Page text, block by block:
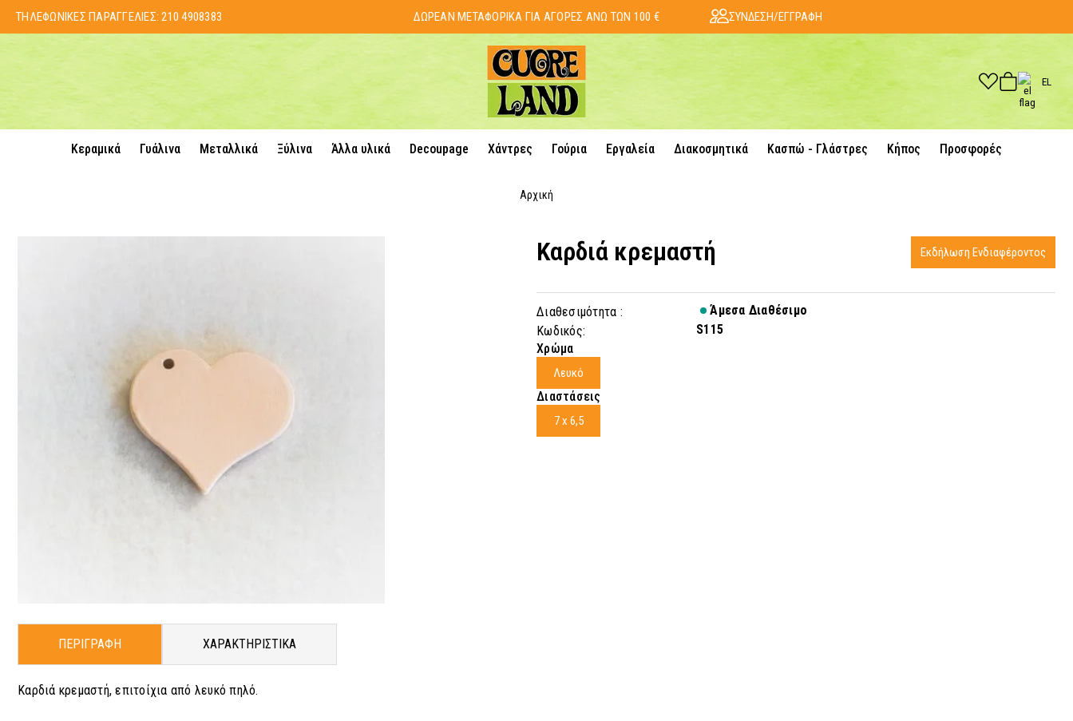
ΤΗΛΕΦΩΝΙΚΕΣ ΠΑΡΑΓΓΕΛΙΕΣ:210 4908383 ΔΩΡΕΑΝ ΜΕΤΑΦΟΡΙΚΑ ΓΙΑ ΑΓΟΡΕΣ ΑΝΩ ΤΩΝ 100 € ΣΥΝΔΕΣΗ/ΕΓΓΡΑΦΗ
EL
Κεραμικά Γυάλινα Μεταλλικά Ξύλινα Άλλα υλικά Decoupage Χάντρες Γούρια Εργαλεία Διακοσμητικά Κασπώ - Γλάστρες Κήπος Προσφορές
Αρχική
Καρδιά κρεμαστή
Διαθεσιμότητα :
Άμεσα Διαθέσιμο
Κωδικός:
S115
Χρώμα
Λευκό
Διαστάσεις
7 x 6,5
ΠΕΡΙΓΡΑΦΗ ΧΑΡΑΚΤΗΡΙΣΤΙΚΑ
Καρδιά κρεμαστή, επιτοίχια από λευκό πηλό.
Εκδήλωση Ενδιαφέροντος